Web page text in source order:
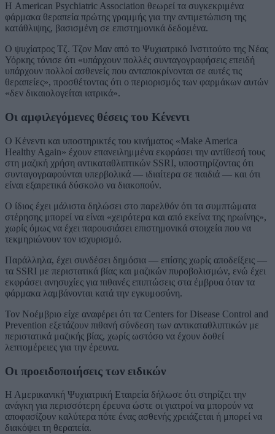
Η American Psychiatric Association θεωρεί τα συγκεκριμένα
φάρμακα θεραπεία πρώτης γραμμής για την αντιμετώπιση της
κατάθλιψης, βασισμένη σε επιστημονικά δεδομένα.
Ο ψυχίατρος Τζ. Τζον Μαν από το Ψυχιατρικό Ινστιτούτο της Νέας
Υόρκης τόνισε ότι «υπάρχουν πολλές συνταγογραφήσεις επειδή
υπάρχουν πολλοί ασθενείς που ανταποκρίνονται σε αυτές τις
θεραπείες», προσθέτοντας ότι ο περιορισμός των φαρμάκων αυτών
«δεν δικαιολογείται ιατρικά».
Οι αμφιλεγόμενες θέσεις του Κένεντι
Ο Κένεντι και υποστηρικτές του κινήματος «Make America
Healthy Again» έχουν επανειλημμένα εκφράσει την αντίθεσή τους
στη μαζική χρήση αντικαταθλιπτικών SSRI, υποστηρίζοντας ότι
συνταγογραφούνται υπερβολικά — ιδιαίτερα σε παιδιά — και ότι
είναι εξαιρετικά δύσκολο να διακοπούν.
Ο ίδιος έχει μάλιστα δηλώσει στο παρελθόν ότι τα συμπτώματα
στέρησης μπορεί να είναι «χειρότερα και από εκείνα της ηρωίνης»,
χωρίς όμως να έχει παρουσιάσει επιστημονικά στοιχεία που να
τεκμηριώνουν τον ισχυρισμό.
Παράλληλα, έχει συνδέσει δημόσια — επίσης χωρίς αποδείξεις —
τα SSRI με περιστατικά βίας και μαζικών πυροβολισμών, ενώ έχει
εκφράσει ανησυχίες για πιθανές επιπτώσεις στα έμβρυα όταν τα
φάρμακα λαμβάνονται κατά την εγκυμοσύνη.
Τον Νοέμβριο είχε αναφέρει ότι τα Centers for Disease Control and
Prevention εξετάζουν πιθανή σύνδεση των αντικαταθλιπτικών με
περιστατικά μαζικής βίας, χωρίς ωστόσο να έχουν δοθεί
λεπτομέρειες για την έρευνα.
Οι προειδοποιήσεις των ειδικών
Η Αμερικανική Ψυχιατρική Εταιρεία δήλωσε ότι στηρίζει την
ανάγκη για περισσότερη έρευνα ώστε οι γιατροί να μπορούν να
αποφασίζουν καλύτερα πότε ένας ασθενής χρειάζεται ή μπορεί να
διακόψει τη θεραπεία.